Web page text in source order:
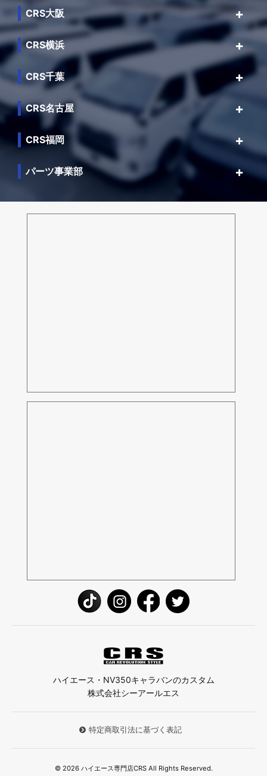
CRS大阪
CRS横浜
CRS千葉
CRS名古屋
CRS福岡
パーツ事業部
ハイエース・NV350キャラバンのカスタム
株式会社シーアールエス
特定商取引法に基づく表記
© 2026 ハイエース専門店CRS All Rights Reserved.